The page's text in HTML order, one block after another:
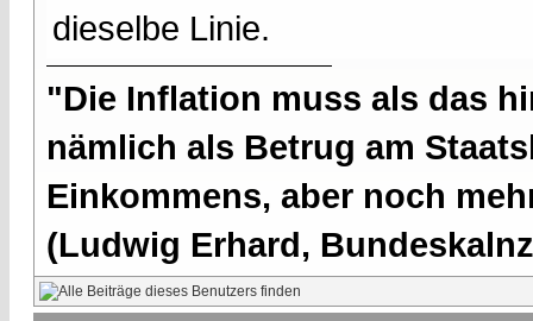
dieselbe Linie.
"Die Inflation muss als das
nämlich als Betrug am
Einkommens, aber noch
(Ludwig Erhard,